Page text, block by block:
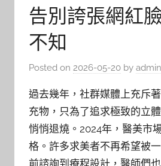
告別誇張網紅
不知
Posted on 2026-05-20 by admin
過去幾年，社群媒體上充斥
充物，只為了追求極致的立
悄悄退燒。2024年，醫美市
格。許多求美者不再希望被
前諮詢到療程設計，醫師們